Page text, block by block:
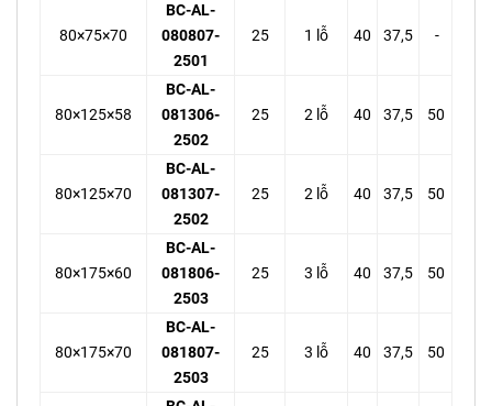
80×75×70
BC-AL-
080807-
2501
25 1 lỗ 40 37,5 -
80×125×58
BC-AL-
081306-
2502
25 2 lỗ 40 37,5 50
80×125×70
BC-AL-
081307-
2502
25 2 lỗ 40 37,5 50
80×175×60
BC-AL-
081806-
2503
25 3 lỗ 40 37,5 50
80×175×70
BC-AL-
081807-
2503
25 3 lỗ 40 37,5 50